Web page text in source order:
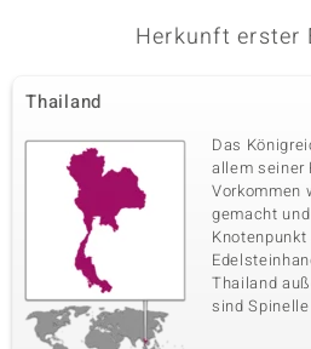
Herkunft erster
Thailand
Das
allem seiner
Vorkommen
gemacht
Thailand
sind